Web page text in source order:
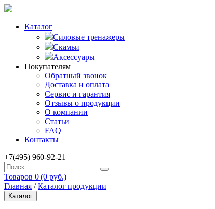
Каталог
Силовые тренажеры
Скамьи
Аксессуары
Покупателям
Обратный звонок
Доставка и оплата
Сервис и гарантия
Отзывы о продукции
О компании
Статьи
FAQ
Контакты
+7(495) 960-92-21
Товаров 0 (0 руб.)
Главная /Каталог продукции
Каталог